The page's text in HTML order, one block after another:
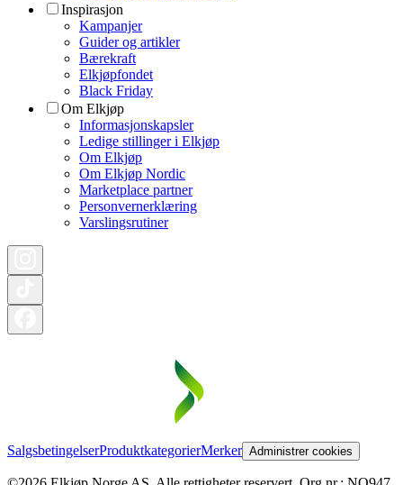
Inspirasjon
Kampanjer
Guider og artikler
Bærekraft
Elkjøpfondet
Black Friday
Om Elkjøp
Informasjonskapsler
Ledige stillinger i Elkjøp
Om Elkjøp
Om Elkjøp Nordic
Marketplace partner
Personvernerklæring
Varslingsrutiner
SalgsbetingelserProduktkategorierMerker Administrer cookies